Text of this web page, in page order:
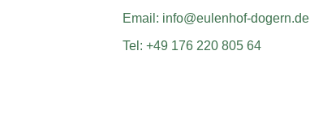
Email: info@eulenhof-dogern.de
Tel: +49 176 220 805 64